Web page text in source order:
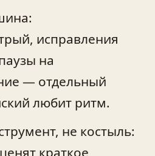
исправления
на
— отдельный
любит ритм.
не костыль: